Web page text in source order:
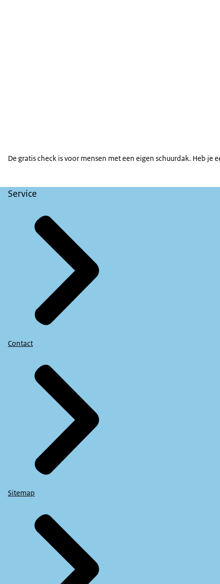
De gratis check is voor mensen met een eigen schuurdak. Heb
Service
Contact
Sitemap